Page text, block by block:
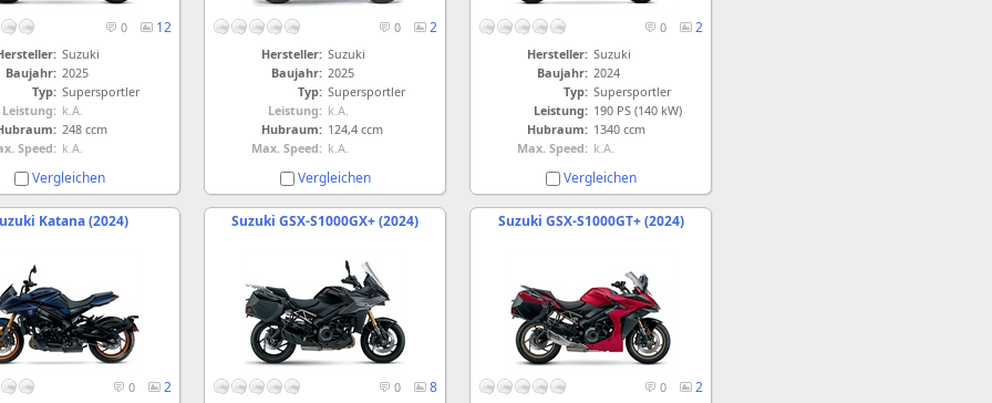
12
0
Suzuki
Baujahr: 2025
Typ: Supersportler
Leistung: k.A.
248 ccm
Speed: k.A.
Vergleichen
2
0
Hersteller: Suzuki
Baujahr: 2025
Typ: Supersportler
Leistung: k.A.
Hubraum: 124,4 ccm
Max. Speed: k.A.
Vergleichen
2
0
Hersteller: Suzuki
Baujahr: 2024
Typ: Supersportler
Leistung: 190 PS (140 kW)
Hubraum: 1340 ccm
Max. Speed: k.A.
Vergleichen
Katana (2024)
2
0
Suzuki GSX-S1000GX+ (2024)
8
0
Suzuki GSX-S1000GT+ (2024)
2
0